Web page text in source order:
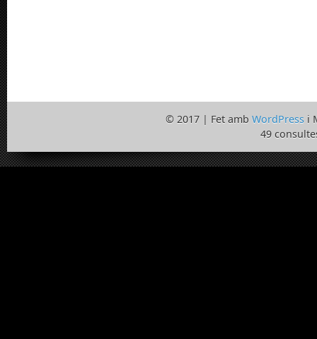
© 2017 | Fet amb WordPress i
49